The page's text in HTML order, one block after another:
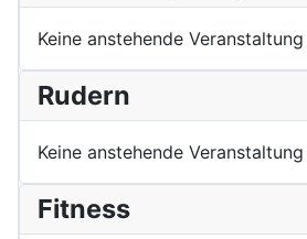
Keine anstehende Veranstaltung
Rudern
Keine anstehende Veranstaltung
Fitness